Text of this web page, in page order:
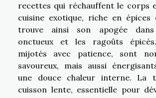
recettes qui réchauffent le corps
cuisine exotique, riche en
trouve ainsi son apogée
onctueux et les ragoûts
mijotés avec patience, sont
savoureux, mais aussi
une douce chaleur interne. La
cuisson lente, essentielle pour